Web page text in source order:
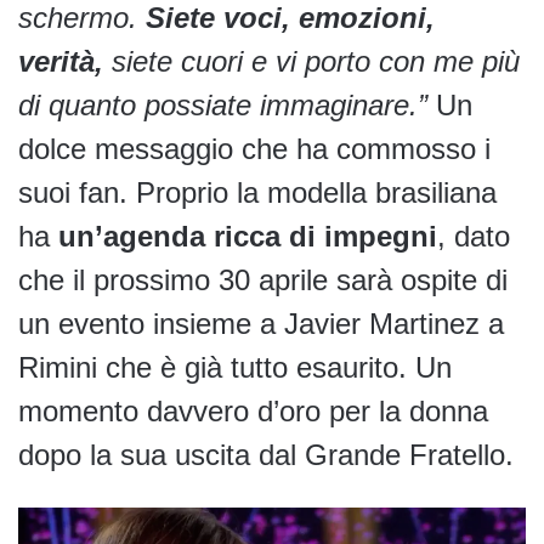
schermo. Siete voci, emozioni,
verità, siete cuori e vi porto con me più
di quanto possiate immaginare.”Un
dolce messaggio che ha commosso i
suoi fan. Proprio la modella brasiliana
ha un’agenda ricca di impegni, dato
che il prossimo 30 aprile sarà ospite di
un evento insieme a Javier Martinez a
Rimini che è già tutto esaurito. Un
momento davvero d’oro per la donna
dopo la sua uscita dal Grande Fratello.